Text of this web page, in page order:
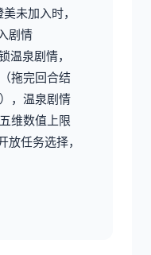
未加入时，
剧情
温泉剧情，
拖完回合结
，温泉剧情
维数值上限
任务选择，